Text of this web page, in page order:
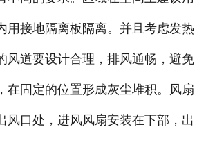
用接地隔离板隔离。并且考虑发热
风道要设计合理，排风通畅，避免
在固定的位置形成灰尘堆积。风扇
风口处，进风风扇安装在下部，出